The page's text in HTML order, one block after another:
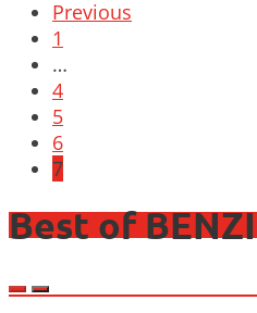
Posts
navigation
Previous
1
…
4
5
6
7
Best of